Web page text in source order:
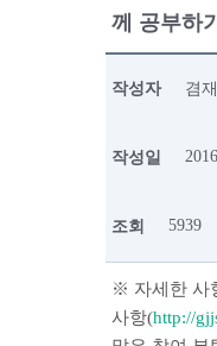
께 공부하
작성자 겸
작성일
조회 5939
※ 자세한 사
사항(http://